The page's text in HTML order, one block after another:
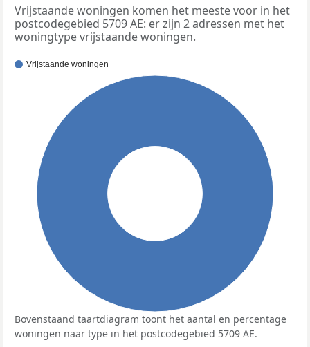
Vrijstaande woningen komen het meeste voor in het
postcodegebied 5709 AE: er zijn 2 adressen met het
woningtype vrijstaande woningen.
Vrijstaande woningen
Bovenstaand taartdiagram toont het aantal en percentage
woningen naar type in het postcodegebied 5709 AE.